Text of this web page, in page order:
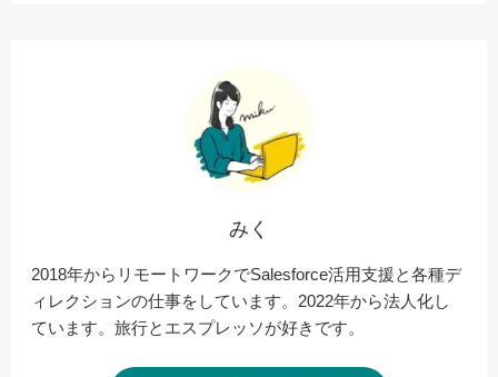
みく
2018年からリモートワークでSalesforce活用支援と各種デ
ィレクションの仕事をしています。2022年から法人化し
ています。旅行とエスプレッソが好きです。